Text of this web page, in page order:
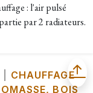
: l'air pulsé
par 2 radiateurs.
CHAUFFAGE
BOIS